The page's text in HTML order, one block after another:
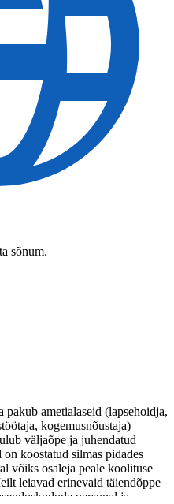
sõnum.
ametialaseid (lapsehoidja,
kogemusnõustaja)
väljaõpe ja juhendatud
koostatud silmas pidades
võiks osaleja peale koolituse
leiavad erinevaid täiendõppe
personal ja